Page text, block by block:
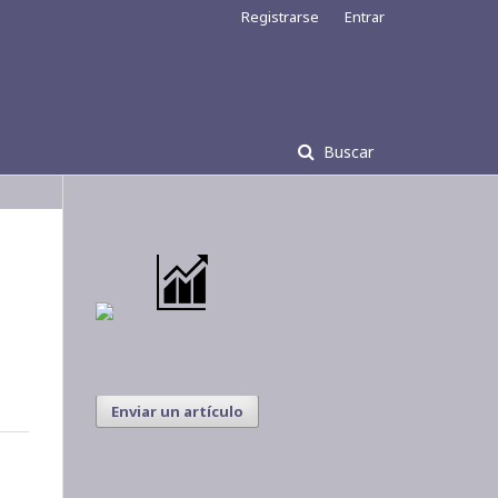
Buscar
Registrarse Entrar
Enviar un artículo